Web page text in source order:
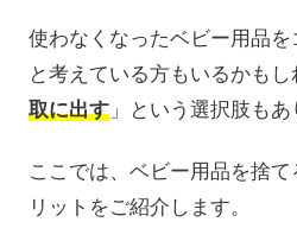
使わなくなったベビー用品を
と考えている方もいるかもし
取に出す」という選択肢もあ
ここでは、ベビー用品を捨
リットをご紹介します。